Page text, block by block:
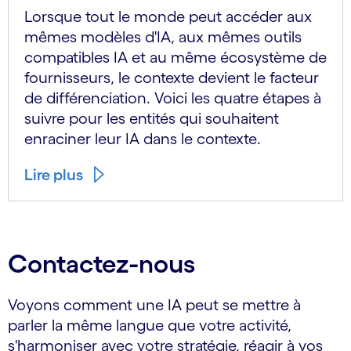
Lorsque tout le monde peut accéder aux
mêmes modèles d'IA, aux mêmes outils
compatibles IA et au même écosystème de
fournisseurs, le contexte devient le facteur
de différenciation. Voici les quatre étapes à
suivre pour les entités qui souhaitent
enraciner leur IA dans le contexte.
Lire plus
Contactez-nous
Voyons comment une IA peut se mettre à
parler la même langue que votre activité,
s'harmoniser avec votre stratégie, réagir à vos